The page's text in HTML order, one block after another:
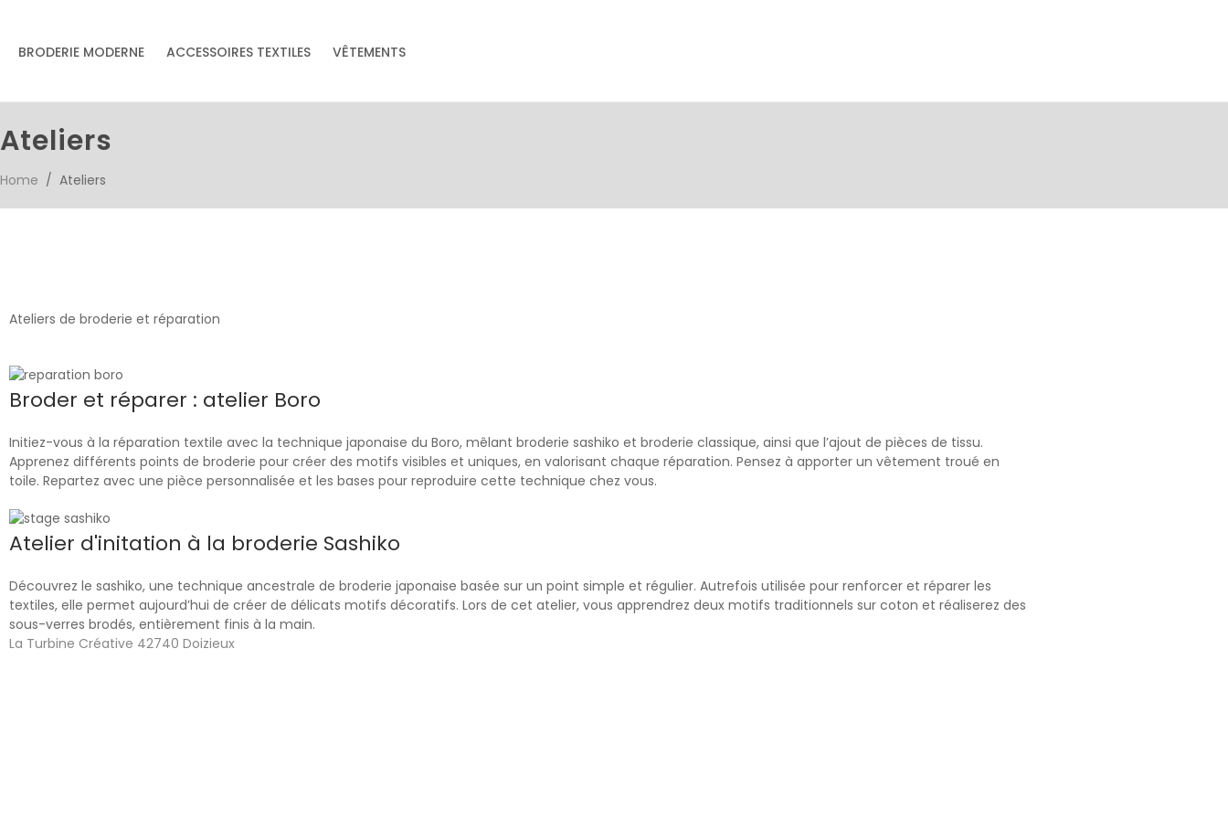
& accessoires
BRODERIE MODERNE ACCESSOIRES TEXTILES VÊTEMENTS
Ateliers
Home / Ateliers
Ateliers de broderie et réparation
Broder et réparer : atelier Boro
Initiez-vous à la réparation textile avec la technique japonaise du Boro, mêlant broderie sashiko et broderie classique, ainsi que l’ajout de pièces de tissu.
Apprenez différents points de broderie pour créer des motifs visibles et uniques, en valorisant chaque réparation. Pensez à apporter un vêtement troué en
toile. Repartez avec une pièce personnalisée et les bases pour reproduire cette technique chez vous.
Atelier d'initation à la broderie Sashiko
Découvrez le sashiko, une technique ancestrale de broderie japonaise basée sur un point simple et régulier. Autrefois utilisée pour renforcer et réparer les
textiles, elle permet aujourd’hui de créer de délicats motifs décoratifs. Lors de cet atelier, vous apprendrez deux motifs traditionnels sur coton et réaliserez des
sous-verres brodés, entièrement finis à la main.
La Turbine Créative 42740 Doizieux